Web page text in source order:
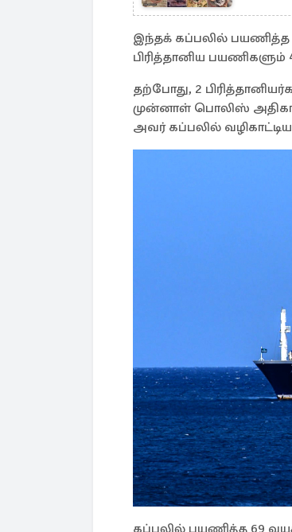
இந்தக் கப்பலில் பயணித்த
பிரித்தானிய பயணிகளும்
தற்போது, 2
முன்னாள் பொலிஸ் அதிகாரி
அவர் கப்பலில்